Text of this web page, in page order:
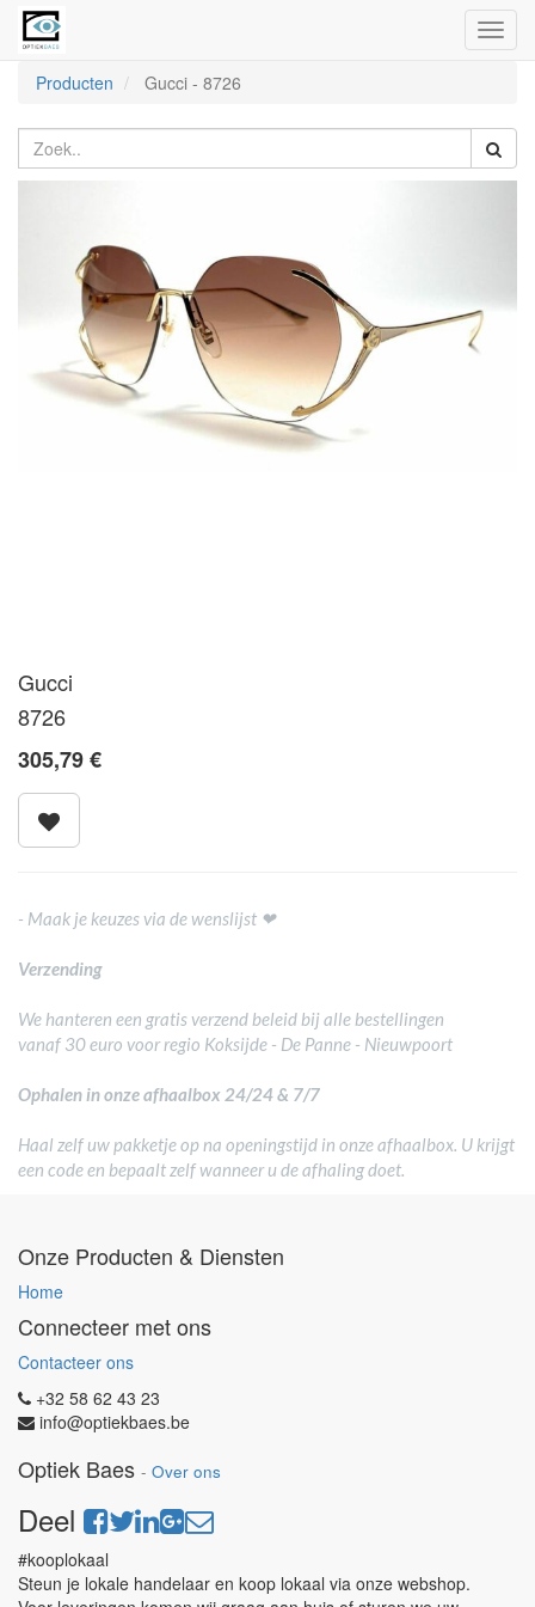
Producten
Gucci - 8726
Gucci
8726
305,79€
- Maak je keuzes via de wenslijst ❤
Verzending
We hanteren een gratis verzend beleid bij alle bestellingen
vanaf 30 euro voor regio Koksijde - De Panne - Nieuwpoort
Ophalen in onze afhaalbox 24/24 & 7/7
Haal zelf uw pakketje op na openingstijd in onze afhaalbox. U krijgt
een code en bepaalt zelf wanneer u de afhaling doet.
Onze Producten & Diensten
Home
Connecteer met ons
Contacteer ons
+32 58 62 43 23
info@optiekbaes.be
Optiek Baes - Over ons
Deel
#kooplokaal
Steun je lokale handelaar en koop lokaal via onze webshop.